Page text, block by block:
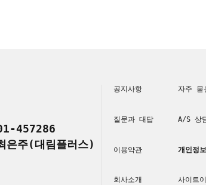
457286
주(대림플러스)
공지사항 자주 묻
질문과 대답 A/S 상
이용약관 개인정
회사소개 사이트